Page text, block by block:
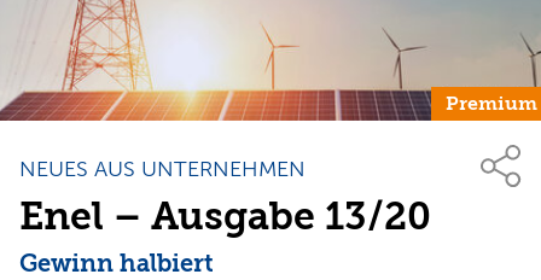
Premium
NEUES AUS UNTERNEHMEN
Enel – Ausgabe 13/20
Gewinn halbiert